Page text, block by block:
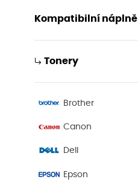
Kompatibilní náplně
Tonery
Brother
Canon
Dell
Epson